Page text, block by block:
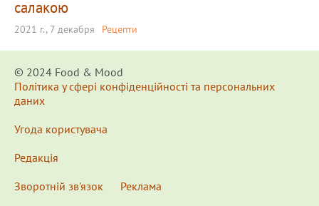
салакою
2021 г., 7 декабря Рецепти
© 2024 Food & Мood
Політика у сфері конфіденційності та персональних
даних
Угода користувача
Редакція
Зворотній зв'язок
Реклама